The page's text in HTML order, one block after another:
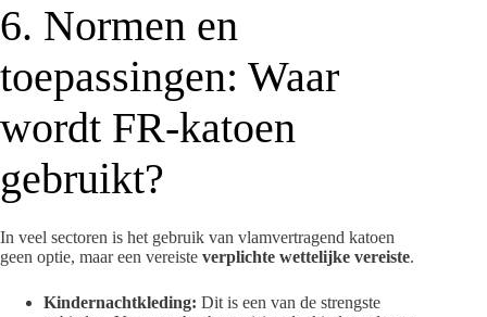
6. Normen en
toepassingen: Waar
wordt FR-katoen
gebruikt?
In veel sectoren is het gebruik van vlamvertragend katoen
geen optie, maar een vereiste verplichte wettelijke vereiste.
Kindernachtkleding: Dit is een van de strengste